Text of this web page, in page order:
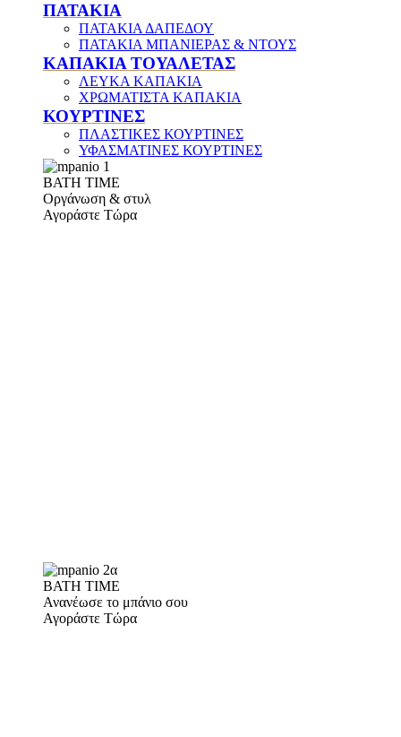
ΠΑΤΑΚΙΑ
ΠΑΤΑΚΙΑ ΔΑΠΕΔΟΥ
ΠΑΤΑΚΙΑ ΜΠΑΝΙΕΡΑΣ & ΝΤΟΥΣ
ΚΑΠΑΚΙΑ ΤΟΥΑΛΕΤΑΣ
ΛΕΥΚΑ ΚΑΠΑΚΙΑ
ΧΡΩΜΑΤΙΣΤΑ ΚΑΠΑΚΙΑ
ΚΟΥΡΤΙΝΕΣ
ΠΛΑΣΤΙΚΕΣ ΚΟΥΡΤΙΝΕΣ
ΥΦΑΣΜΑΤΙΝΕΣ ΚΟΥΡΤΙΝΕΣ
ΒΑΤΗ ΤΙΜΕ
Οργάνωση & στυλ
Αγοράστε Τώρα
BATH TIME
Ανανέωσε το μπάνιο σου
Αγοράστε Τώρα